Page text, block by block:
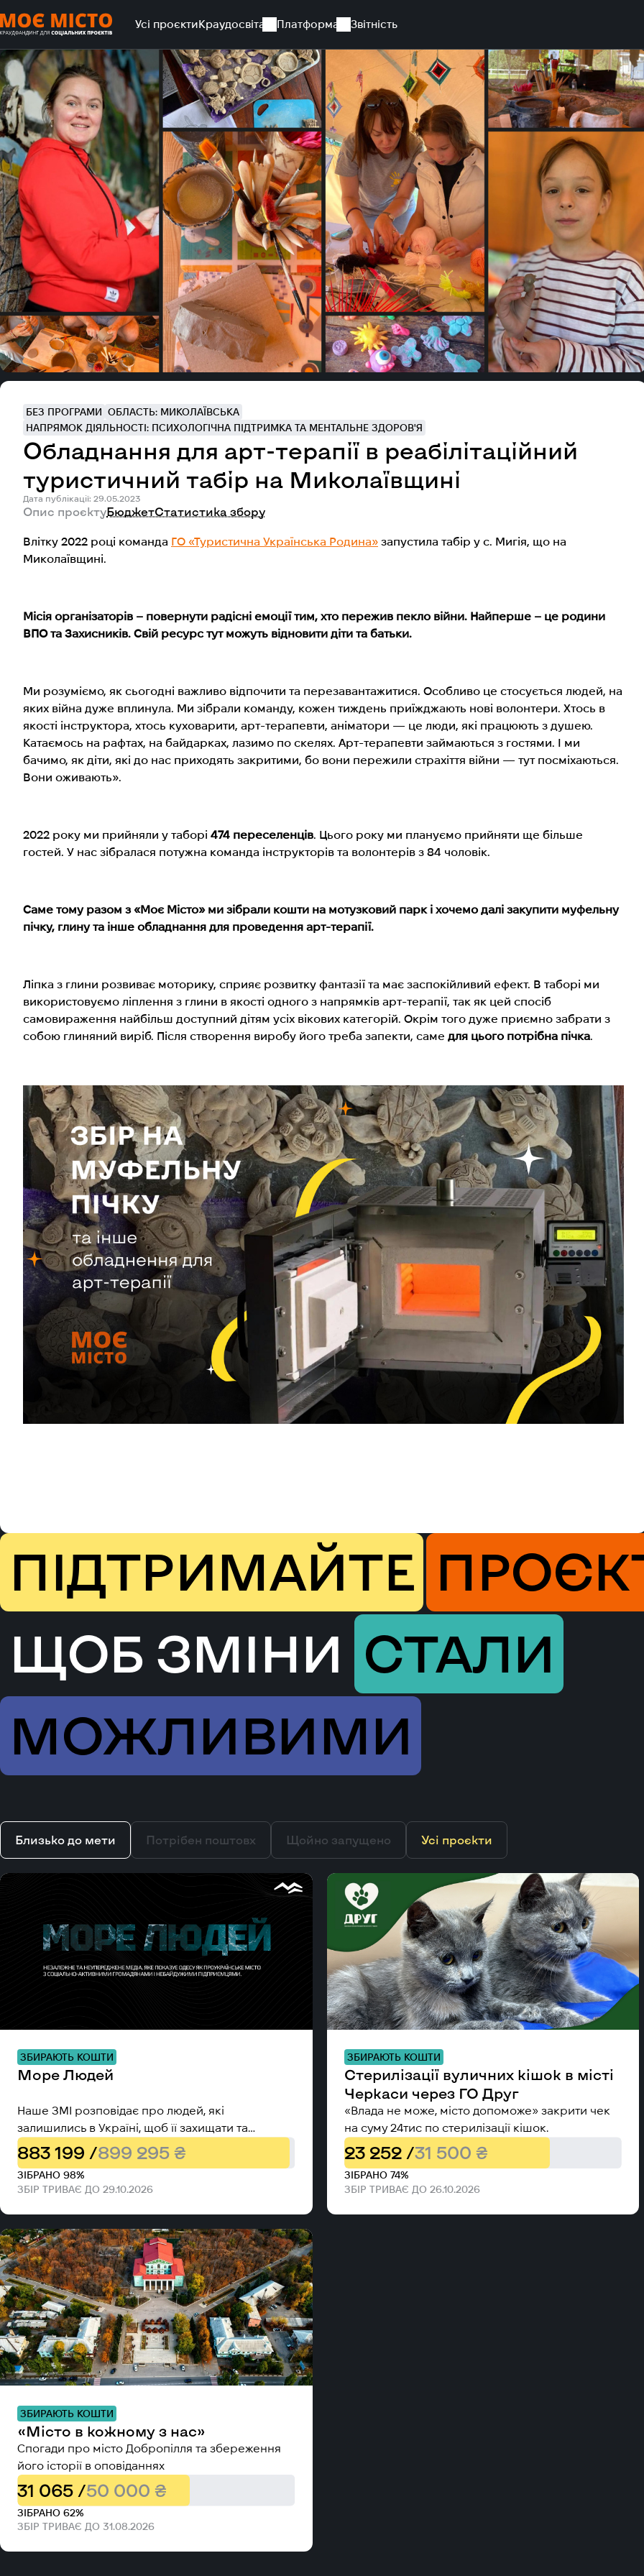
Усі проєктиКраудосвіта Платформа Звітність
Головна Усі проєкти Обладнання для арт-терапії в реабілітаційний туристичний табір на Миколаївщині
БЕЗ ПРОГРАМИ ОБЛАСТЬ: МИКОЛАЇВСЬКА
НАПРЯМОК ДІЯЛЬНОСТІ: ПСИХОЛОГІЧНА ПІДТРИМКА ТА МЕНТАЛЬНЕ ЗДОРОВ'Я
Обладнання для арт-терапії в реабілітаційний
туристичний табір на Миколаївщині
Дата публікації: 29.05.2023
Опис проєктуБюджетСтатистика збору
Влітку 2022 році команда ГО «Туристична Українська Родина» запустила табір у с. Мигія, що на
Миколаївщині.
Місія організаторів – повернути радісні емоції тим, хто пережив пекло війни. Найперше – це родини
ВПО та Захисників. Свій ресурс тут можуть відновити діти та батьки.
Ми розуміємо, як сьогодні важливо відпочити та перезавантажитися. Особливо це стосується людей, на
яких війна дуже вплинула. Ми зібрали команду, кожен тиждень приїжджають нові волонтери. Хтось в
якості інструктора, хтось куховарити, арт-терапевти, аніматори — це люди, які працюють з душею.
Катаємось на рафтах, на байдарках, лазимо по скелях. Арт-терапевти займаються з гостями. І ми
бачимо, як діти, які до нас приходять закритими, бо вони пережили страхіття війни — тут посміхаються.
Вони оживають».
2022 року ми прийняли у таборі 474 переселенців. Цього року ми плануємо прийняти ще більше
гостей. У нас зібралася потужна команда інструкторів та волонтерів з 84 чоловік.
Саме тому разом з «Моє Місто» ми зібрали кошти на мотузковий парк і хочемо далі закупити муфельну
пічку, глину та інше обладнання для проведення арт-терапії.
Ліпка з глини розвиває моторику, сприяє розвитку фантазії та має заспокійливий ефект. В таборі ми
використовуємо ліплення з глини в якості одного з напрямків арт-терапії, так як цей спосіб
самовираження найбільш доступний дітям усіх вікових категорій. Окрім того дуже приємно забрати з
собою глиняний виріб. Після створення виробу його треба запекти, саме для цього потрібна пічка.
ПІДТРИМАЙТЕ
ЩОБ ЗМІНИ СТАЛИ
МОЖЛИВИМИ
Близько до мети Потрібен поштовх Щойно запущено Усі проєкти
ЗБИРАЮТЬ КОШТИ
Море Людей
Наше ЗМІ розповідає про людей, які
залишились в Україні, щоб її захищати та
відбудовувати.
883 199 /899 295 ₴
ЗІБРАНО 98%
ЗБІР ТРИВАЄ ДО 29.10.2026
ЗБИРАЮТЬ КОШТИ
Стерилізації вуличних кішок в місті
Черкаси через ГО Друг
«Влада не може, місто допоможе» закрити чек
на суму 24тис по стерилізації кішок.
23 252 /31 500 ₴
ЗІБРАНО 74%
ЗБІР ТРИВАЄ ДО 26.10.2026
ЗБИРАЮТЬ КОШТИ
«Місто в кожному з нас»
Спогади про місто Добропілля та збереження
його історії в оповіданнях
31 065 /50 000 ₴
ЗІБРАНО 62%
ЗБІР ТРИВАЄ ДО 31.08.2026